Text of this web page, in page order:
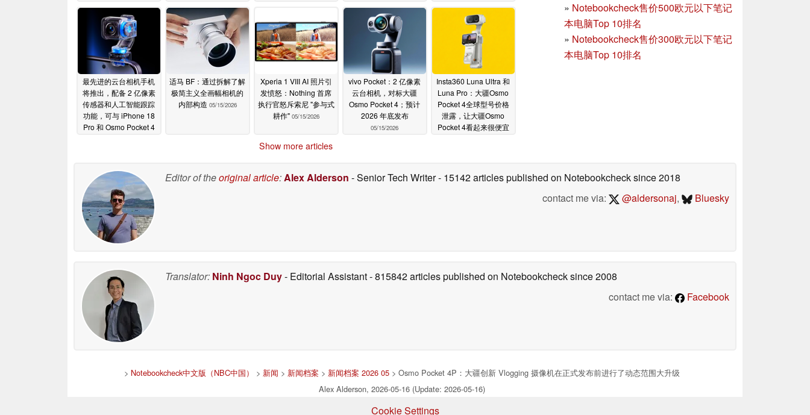
» Notebookcheck售价500欧元以下笔记
本电脑Top 10排名
» Notebookcheck售价300欧元以下笔记
本电脑Top 10排名
05/16/2026
最先进的云台相机手机
将推出，配备 2 亿像素
传感器和人工智能跟踪
功能，可与 iPhone 18
Pro 和 Osmo Pocket 4
适马 BF：通过拆解了解
极简主义全画幅相机的
内部构造 05/15/2026
Xperia 1 VIII AI 照片引
发愤怒：Nothing 首席
执行官怒斥索尼 "参与式
耕作" 05/15/2026
vivo Pocket：2 亿像素
云台相机，对标大疆
Osmo Pocket 4；预计
2026 年底发布
05/15/2026
Insta360 Luna Ultra 和
Luna Pro：大疆Osmo
Pocket 4全球型号价格
泄露，让大疆Osmo
Pocket 4看起来很便宜
Show more articles
Editor of theoriginal article:Alex Alderson - Senior Tech Writer- 15142 articles published on Notebookchecksince 2018
contact me via:
@aldersonaj, Bluesky
Translator: Ninh Ngoc Duy- Editorial Assistant- 815842 articles published on Notebookchecksince 2008
contact me via:
Facebook
> Notebookcheck中文版（NBC中国） > 新闻 > 新闻档案 > 新闻档案 2026 05 > Osmo Pocket 4P：大疆创新 Vlogging 摄像机在正式发布前进行了动态范围大升级
Alex Alderson, 2026-05-16 (Update: 2026-05-16)
Cookie Settings